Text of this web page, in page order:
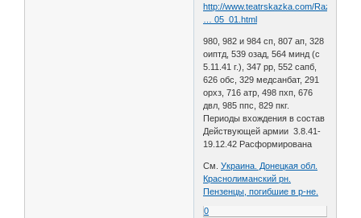
http://www.teatrskazka.com/Raznoe/
… 05_01.html
980, 982 и 984 сп, 807 ап, 328
оиптд, 539 озад, 564 минд (с
5.11.41 г.), 347 рр, 552 сапб,
626 обс, 329 медсанбат, 291
орхз, 716 атр, 498 пхп, 676
двл, 985 ппс, 829 пкг.
Периоды вхождения в состав
Действующей армии 3.8.41-
19.12.42 Расформирована
См.Украина. Донецкая обл.
Краснолиманский рн.
Пензенцы, погибшие в р-не.
0